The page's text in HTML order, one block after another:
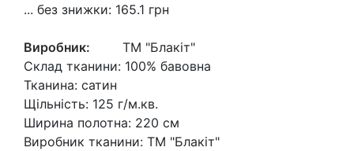
... без знижки: 165.1 грн
Виробник:
ТМ "Блакіт"
Склад тканини: 100% бавовна
Тканина: сатин
Щільність: 125 г/м.кв.
Ширина полотна: 220 см
Виробник тканини: ТМ "Блакіт"